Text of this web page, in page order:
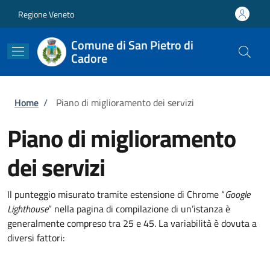
Regione Veneto
Comune di San Pietro di
Cadore
Briciole di pane
Home / Piano di miglioramento dei servizi
Piano di miglioramento
dei servizi
Il punteggio misurato tramite estensione di Chrome “Google
Lighthouse” nella pagina di compilazione di un’istanza è
generalmente compreso tra 25 e 45. La variabilità è dovuta a
diversi fattori: